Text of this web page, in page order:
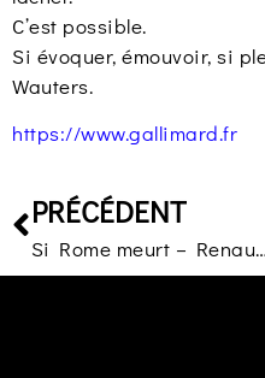
C’est possible.
Si évoquer, émouvoir, si
Wauters.
https://www.gallimard.fr
PRÉCÉDENT
Si Rome meurt –